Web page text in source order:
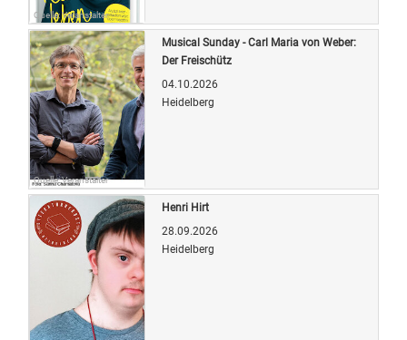
Quelle: Veranstalter
Quelle: Veranstalter
Musical Sunday - Carl Maria von Weber:
Der Freischütz
04.10.2026
Heidelberg
Henri Hirt
28.09.2026
Heidelberg